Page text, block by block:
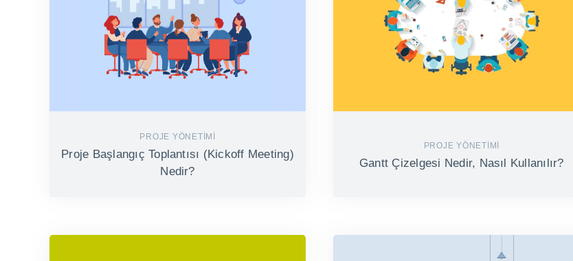
PROJE YÖNETIMI
Proje Başlangıç Toplantısı (Kickoff Meeting)
Nedir?
PROJE YÖNETIMI
Gantt Çizelgesi Nedir, Nasıl Kullanılır?